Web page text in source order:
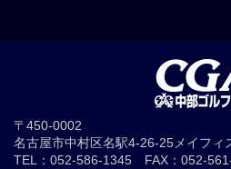
〒450-0002
名古屋市中村区名駅4-26-25メイフィ
TEL：052-586-1345 FAX：052-